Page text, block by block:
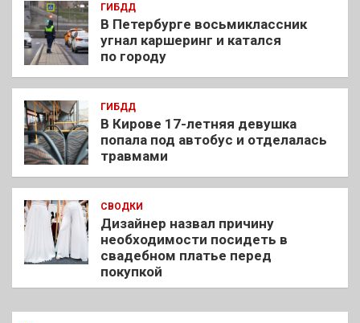
ГИБДД
В Петербурге восьмиклассник
угнал каршеринг и катался
по городу
ГИБДД
В Кирове 17-летняя девушка
попала под автобус и отделалась
травмами
СВОДКИ
Дизайнер назвал причину
необходимости посидеть в
свадебном платье перед
покупкой